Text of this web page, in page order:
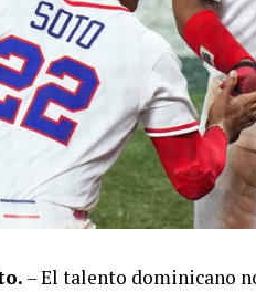
– El talento dominicano